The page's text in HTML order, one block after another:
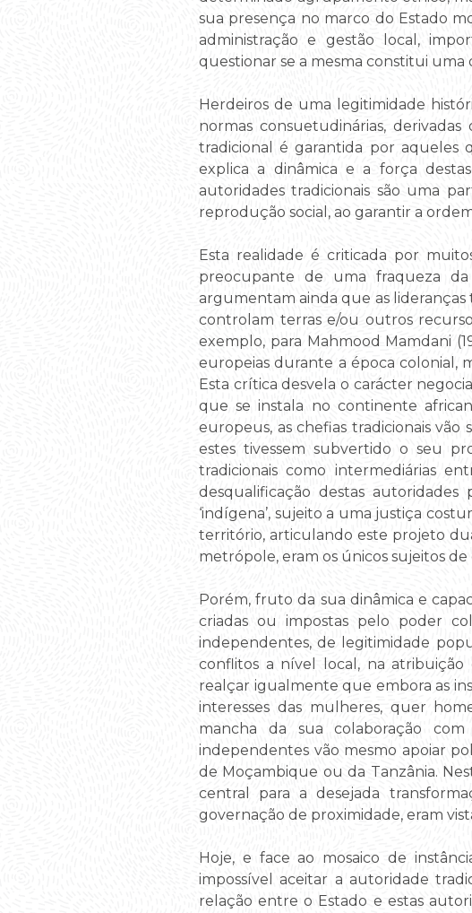
sua presença no marco do Estado
administração e gestão local,
questionar se a mesma constitui
Herdeiros de uma legitimidade
normas consuetudinárias,
tradicional é garantida por aqueles
explica a dinâmica e a força
autoridades tradicionais são uma
reprodução social, ao garantir a
Esta realidade é criticada por
preocupante de uma fraqueza da
argumentam ainda que as lideranças
controlam terras e/ou outros
exemplo, para Mahmood Mamdani
europeias durante a época colonial,
Esta crítica desvela o carácter
que se instala no continente
europeus, as chefias tradicionais vão
estes tivessem subvertido o seu
tradicionais como intermediárias
desqualificação destas
‘indígena’, sujeito a uma justiça
território, articulando este projeto
metrópole, eram os únicos sujeitos de
Porém, fruto da sua dinâmica e
criadas ou impostas pelo poder
independentes, de legitimidade
conflitos a nível local, na atribuição
realçar igualmente que embora as
interesses das mulheres, quer
mancha da sua colaboração
independentes vão mesmo apoiar
de Moçambique ou da Tanzânia.
central para a desejada
governação de proximidade, eram
Hoje, e face ao mosaico de
impossível aceitar a autoridade
relação entre o Estado e estas